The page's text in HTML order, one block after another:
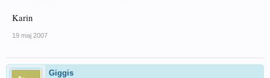
Karin
19 maj 2007
Giggis